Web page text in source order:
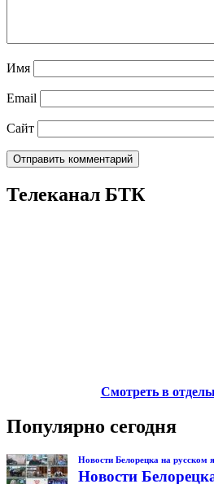
Имя
Email
Сайт
Телеканал БТК
Смотреть в
Популярно сегодня
Новости Белорецка на русском
Новости